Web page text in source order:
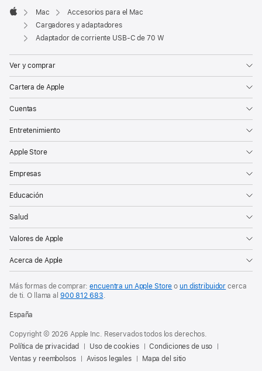
Apple
Mac
Accesorios para el Mac
Cargadores y adaptadores
Adaptador de corriente USB‑C de 70 W
Ver y comprar
Cartera de Apple
Cuentas
Entretenimiento
Apple Store
Empresas
Educación
Salud
Valores de Apple
Acerca de Apple
Más formas de comprar:encuentra un Apple Store oun distribuidor cerca
de ti. O
llama al 900 812 683.
España
Copyright © 2026 Apple Inc. Reservados todos los derechos.
Política de privacidad
Uso de cookies
Condiciones de uso
Ventas y reembolsos
Avisos legales Mapa del sitio